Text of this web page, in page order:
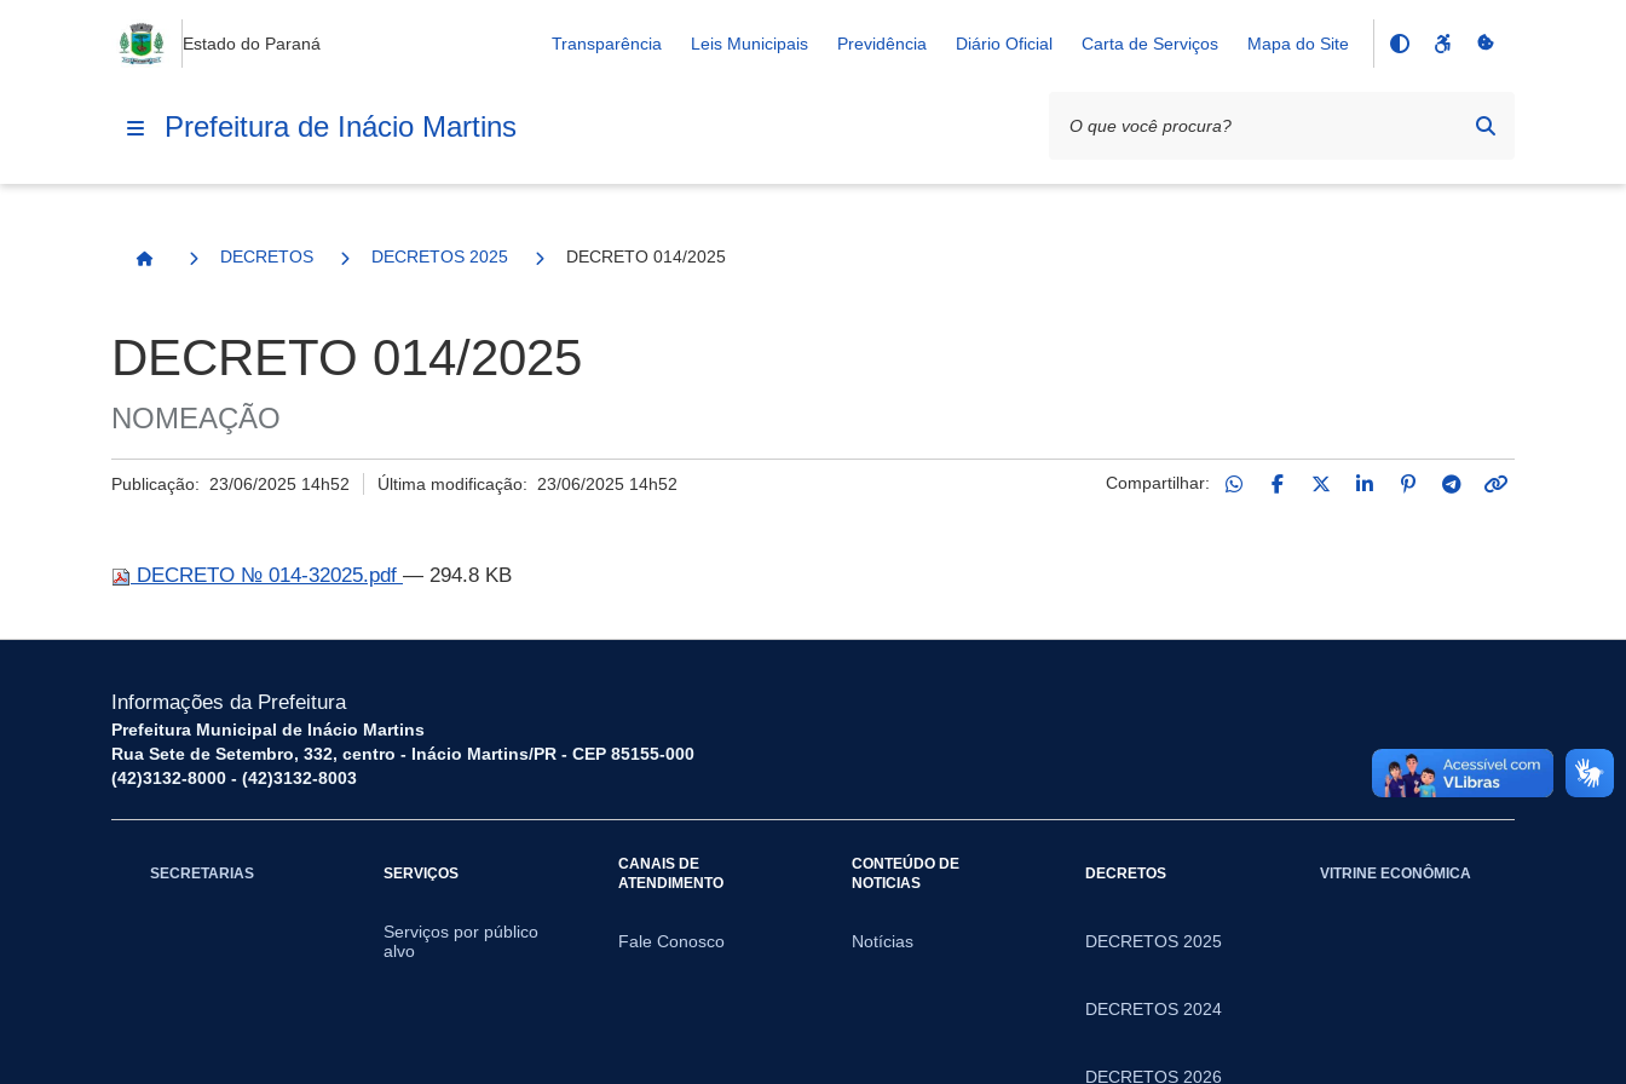
Estado do Paraná Transparência Leis Municipais Previdência Diário Oficial Carta de Serviços Mapa do Site
Prefeitura de Inácio Martins
Página Inicial
DECRETOS DECRETOS 2025 DECRETO 014/2025
DECRETO 014/2025
NOMEAÇÃO
Publicação: 23/06/2025 14h52 Última modificação: 23/06/2025 14h52 Compartilhar:
DECRETO № 014-32025.pdf — 294.8 KB
Informações da Prefeitura
Prefeitura Municipal de Inácio Martins
Rua Sete de Setembro, 332, centro - Inácio Martins/PR - CEP 85155-000
(42)3132-8000 - (42)3132-8003
SECRETARIAS SERVIÇOS
Serviços por público
alvo
CANAIS DE
ATENDIMENTO
Fale Conosco
CONTEÚDO DE
NOTICIAS
Notícias
DECRETOS
DECRETOS 2025
DECRETOS 2024
DECRETOS 2026
VITRINE ECONÔMICA